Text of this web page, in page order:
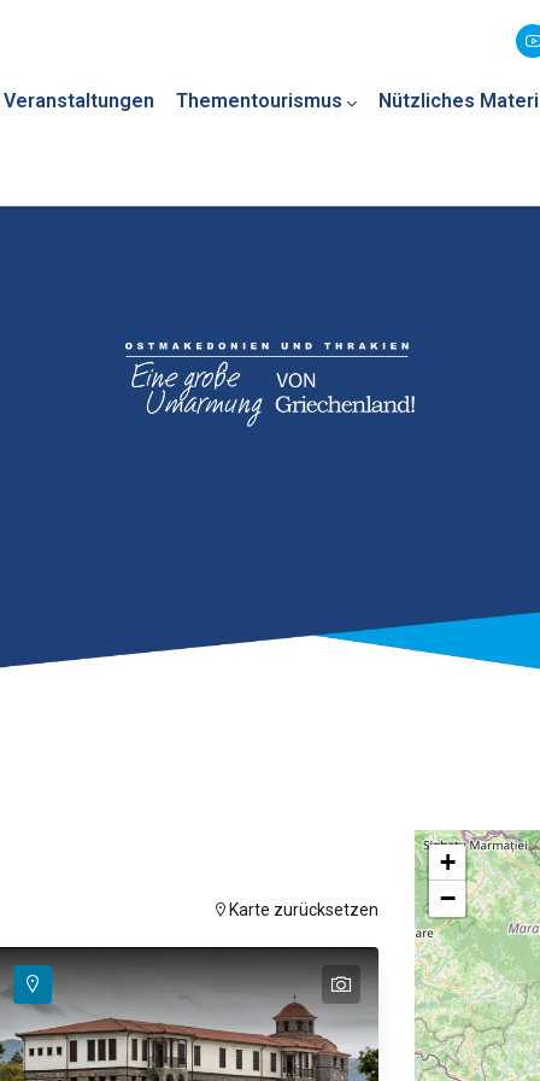
Veranstaltungen Thementourismus Nützliches
Karte zurücksetzen
text
+
−